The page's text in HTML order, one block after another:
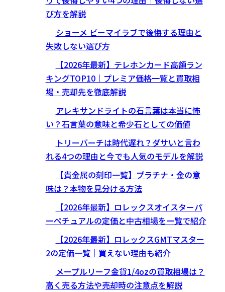
び方を解説
ショーメ ビーマイラブで後悔する理由と
失敗しない選び方
【2026年最新】テレホンカード高額ラン
キングTOP10｜プレミア価格一覧と買取相
場・売却先を徹底解説
アレキサンドライトの石言葉は本当に怖
い？石言葉の意味と希少石としての価値
トリーバーチは時代遅れ？ダサいと言わ
れる4つの理由と今でも人気のモデルを解説
【貴金属の刻印一覧】プラチナ・金の意
味は？本物を見分ける方法
【2026年最新】ロレックスオイスターパ
ーペチュアルの定価と中古相場を一覧で紹介
【2026年最新】ロレックスGMTマスター
2の定価一覧｜買えない理由も紹介
メープルリーフ金貨1/4ozの買取相場は？
高く売る方法や売却時の注意点を解説